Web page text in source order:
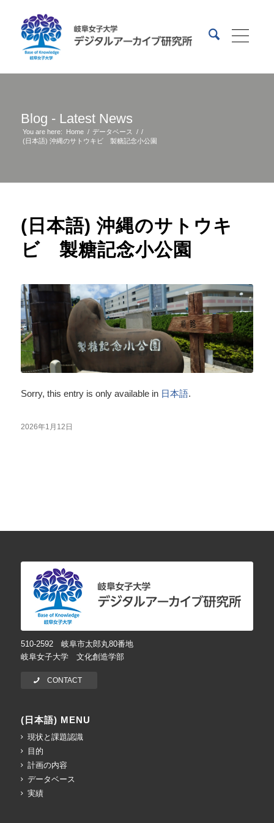
Blog - Latest News
You are here: Home / データベース / /
(日本語) 沖縄のサトウキビ 製糖記念小公園
(日本語) 沖縄のサトウキ
ビ 製糖記念小公園
Sorry, this entry is only available in 日本語.
2026年1月12日
510-2592 岐阜市太郎丸80番地
岐阜女子大学 文化創造学部
CONTACT
(日本語) MENU
現状と課題認識
目的
計画の内容
データベース
実績